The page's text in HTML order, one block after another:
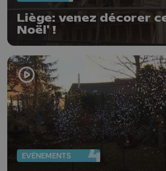
Liège: venez décorer
Noël' !
EVÈNEMENTS